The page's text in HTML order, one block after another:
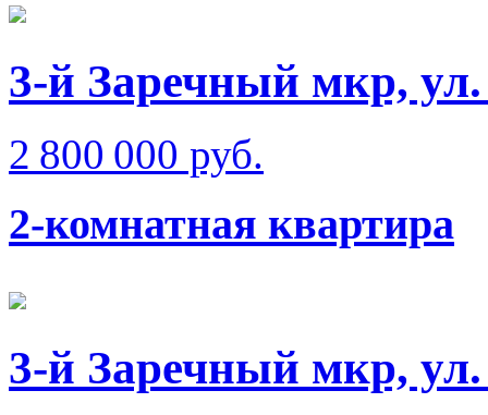
3-й Заречный мкр,
2 800 000 руб.
2-комнатная квартира
3-й Заречный мкр,